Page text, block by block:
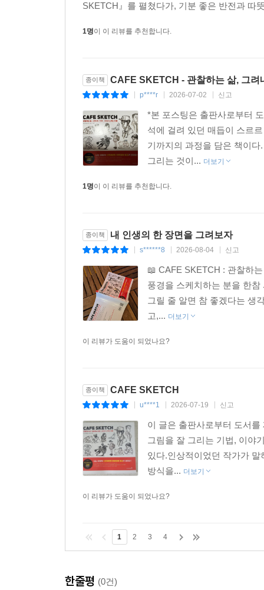
SKETCH』를 펼쳤다가, 기분 좋은 반전과 따
1명이 이 리뷰를 추천합니다.
종이책 CAFE SKETCH - 관찰하는 삶, 그려
p****r 2026-07-02 신고
*본 포스팅은 출판사로부터
석에 걸려 있던 매듭이 스르
기까지의 과정을 담은 책이
그리는 것이... 더보기
1명이 이 리뷰를 추천합니다.
종이책 내 인생의 한 장면을 그려보자
s******8 2026-08-04 신고
📖 CAFE SKETCH : 관찰하
풍경을 스케치하는 분을 한
그릴 줄 알면 참 좋겠다는 생
고,... 더보기
이 리뷰가 도움이 되었나요?
종이책 CAFE SKETCH
u****1 2026-07-19 신고
이 글은 출판사로부터 도서
그림을 잘 그리는 기법, 이야
있다.인상적이었던 작가가
방식을... 더보기
이 리뷰가 도움이 되었나요?
1 2 3 4
한줄평 (0건)